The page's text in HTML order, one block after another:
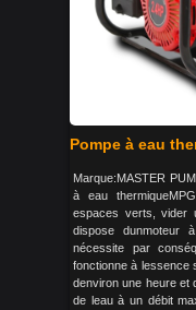
Pompe à eau
Marque:MASTER
à eau
espaces verts, vider
dispose dunmoteur
nécessite par
fonctionne à lessence
denviron une heure et
de leau à un débit